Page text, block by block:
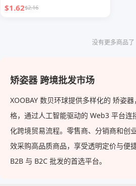
$1.62$2.16
没有更多商品了
矫姿器 跨境批发市场
XOOBAY 数贝环球提供多样化的 矫姿
格，通过人工智能驱动的 Web3 平台连
化跨境贸易流程。零售商、分销商和创
效采购高品质商品，享受透明定价与便
B2B 与 B2C 批发的首选平台。